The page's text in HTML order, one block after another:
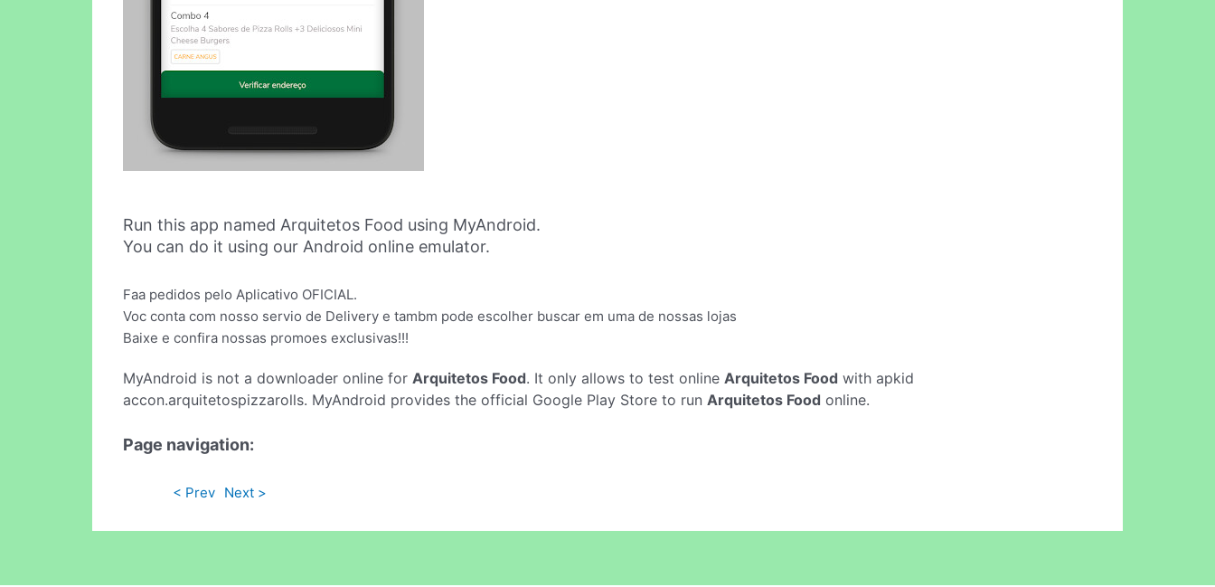
Run this app named Arquitetos Food using MyAndroid.
You can do it using our Android online emulator.
Faa pedidos pelo Aplicativo OFICIAL.
Voc conta com nosso servio de Delivery e tambm pode escolher buscar em uma de nossas lojas
Baixe e confira nossas promoes exclusivas!!!
MyAndroid is not a downloader online for Arquitetos Food. It only allows to test online Arquitetos Food with apkid
accon.arquitetospizzarolls. MyAndroid provides the official Google Play Store to run Arquitetos Food online.
Page navigation:
< Prev Next >